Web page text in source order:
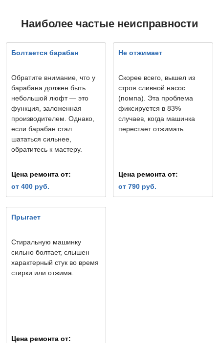
Наиболее частые неисправности
Болтается барабан
Обратите внимание, что у
барабана должен быть
небольшой люфт — это
функция, заложенная
производителем. Однако,
если барабан стал
шататься сильнее,
обратитесь к мастеру.
Цена ремонта от:
от 400 руб.
Не отжимает
Скорее всего, вышел из
строя сливной насос
(помпа). Эта проблема
фиксируется в 83%
случаев, когда машинка
перестает отжимать.
Цена ремонта от:
от 790 руб.
Прыгает
Стиральную машинку
сильно болтает, слышен
характерный стук во время
стирки или отжима.
Цена ремонта от: